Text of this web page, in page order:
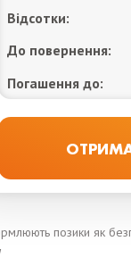
Відсотки:
До повернення:
Погашення до:
позики як